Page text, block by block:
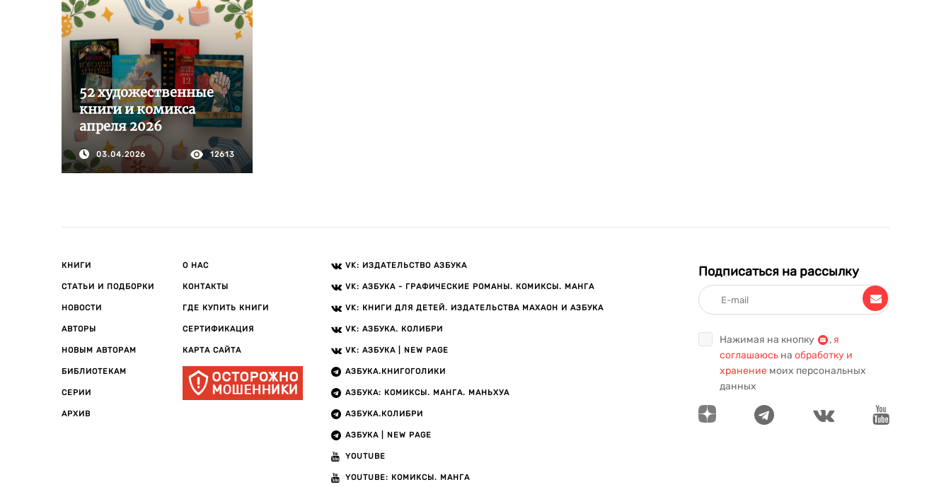
52 художественные
книги и комикса
апреля 2026
03.04.2026 12613
КНИГИ
СТАТЬИ И ПОДБОРКИ
НОВОСТИ
АВТОРЫ
НОВЫМ АВТОРАМ
БИБЛИОТЕКАМ
СЕРИИ
АРХИВ
О НАС
КОНТАКТЫ
ГДЕ КУПИТЬ КНИГИ
СЕРТИФИКАЦИЯ
КАРТА САЙТА
VK: ИЗДАТЕЛЬСТВО АЗБУКА
VK: АЗБУКА - ГРАФИЧЕСКИЕ РОМАНЫ. КОМИКСЫ. МАНГА
VK: КНИГИ ДЛЯ ДЕТЕЙ. ИЗДАТЕЛЬСТВА МАХАОН И АЗБУКА
VK: АЗБУКА. КОЛИБРИ
VK: АЗБУКА | NEW PAGE
АЗБУКА.КНИГОГОЛИКИ
АЗБУКА: КОМИКСЫ. МАНГА. МАНЬХУА
АЗБУКА.КОЛИБРИ
АЗБУКА | NEW PAGE
YOUTUBE
YOUTUBE: КОМИКСЫ. МАНГА
Подписаться на рассылку
Нажимая на кнопку , я
соглашаюсь на обработку и
хранение моих персональных
данных